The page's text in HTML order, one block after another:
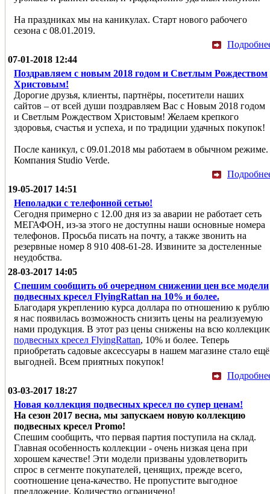
На праздниках мы на каникулах. Старт нового рабочего
сезона с 08.01.2019.
07-01-2018 12:44
Поздравляем с новым 2018 годом и Светлым Рождеством
Христовым!
Дорогие друзья, клиенты, партнёры, посетители наших
сайтов – от всей души поздравляем Вас с Новым 2018 годом
и Светлым Рождеством Христовым! Желаем крепкого
здоровья, счастья и успеха, и по традиции удачных покупок!
После каникул, с 09.01.2018 мы работаем в обычном режиме.
Компания Studio Verde.
19-05-2017 14:51
Неполадки с телефонной сетью!
Сегодня примерно с 12.00 дня из за аварии не работает сеть
МЕГАФОН, из-за этого не доступны наши основные номера
телефонов. Просьба писать на почту, а также звонить на
резервные номер 8 910 408-61-28. Извините за достеленные
неудобства.
28-03-2017 14:05
Спешим сообщить об очередном снижении цен все модели
подвесных кресел FlyingRattan на 10% и более.
Благодаря укреплению курса доллара по отношению к
я нас появилась возможность снизить цены на реализуемую
нами продукция. В этот раз цены снижены на всю
подвесных кресел FlyingRattan, 10% и более. Теперь
приобретать садовые аксессуары в нашем магазине стало ещё
выгодней. Всем приятных покупок!
03-03-2017 18:27
Новая коллекция подвесных кресел по супер ценам!
На сезон 2017 весна, мы запускаем новую коллекцию
подвесных кресел Promo!
Спешим сообщить, что первая партия поступила на склад.
Главная особенность коллекции - очень низкая цена при
хорошем качестве! Эти модели призваны удовлетворить
спрос в сегменте покупателей, ценящих, прежде всего,
соотношение цена-качество. Не пропустите выгодное
предложение. Количество ограничено!